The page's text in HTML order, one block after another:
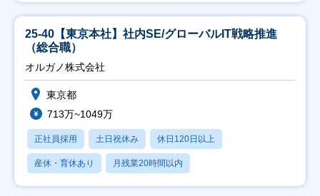
25-40【東京本社】社内SE/グローバルIT戦略推進
（総合職）
オルガノ株式会社
東京都
713万~1049万
正社員採用 土日祝休み 休日120日以上
産休・育休あり 月残業20時間以内